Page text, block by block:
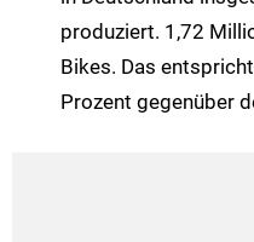
produziert. 1,72
Bikes. Das
Prozent gegenüber